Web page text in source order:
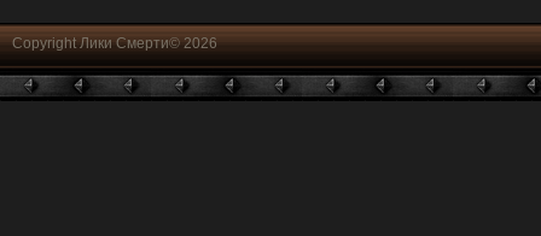
Copyright Лики Смерти© 2026